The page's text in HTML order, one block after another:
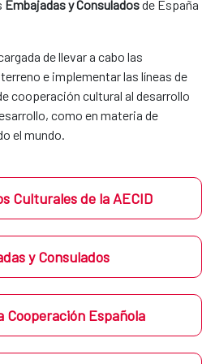
Embajadas y Consuladosde España
de llevar a cabo las
e implementar las líneas de
cooperación cultural al desarrollo
como en materia de
el mundo.
Culturales de la AECID
y Consulados
Cooperación Española